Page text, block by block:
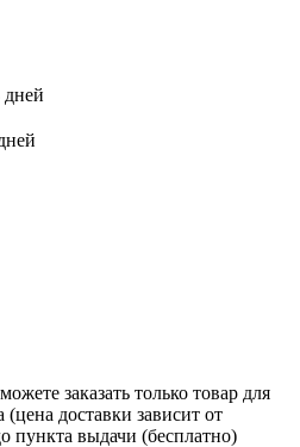
дней
заказать только товар для
(цена доставки зависит от
пункта выдачи (бесплатно)